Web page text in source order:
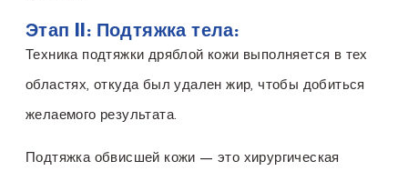
Этап II: Подтяжка тела:
Техника подтяжки дряблой кожи выполняется в тех
областях, откуда был удален жир, чтобы добиться
желаемого результата.
Подтяжка обвисшей кожи — это хирургическая